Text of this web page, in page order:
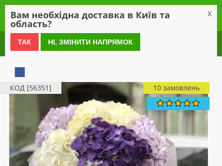
0 800 21 54 55
КОД [56351] 10 замовлень
Вам необхідна доставка в Київ та
область?
X
ТАК НІ, ЗМІНИТИ НАПРЯМОК